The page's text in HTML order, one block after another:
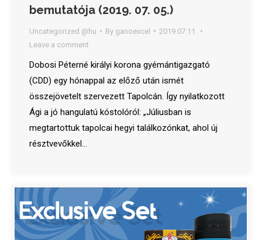
bemutatója (2019. 07. 05.)
Uncategorized @hu By ganoexcel
2019.07.11.
Leave a comment
Dobosi Péterné királyi korona gyémántigazgató
(CDD) egy hónappal az előző után ismét
összejövetelt szervezett Tapolcán. Így nyilatkozott
Ági a jó hangulatú kóstolóról: „Júliusban is
megtartottuk tapolcai hegyi találkozónkat, ahol új
résztvevőkkel…